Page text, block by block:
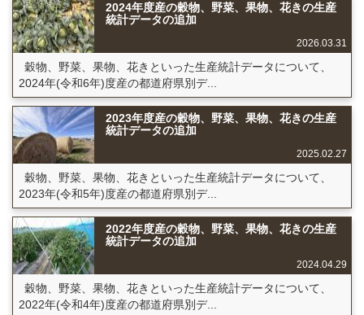
2024年度産の穀物、野菜、果物、花きの生産
統計データの追加
2026.03.31
穀物、野菜、果物、花きといった生産統計データについて、
2024年(令和6年)度産の都道府県別デ...
2023年度産の穀物、野菜、果物、花きの生産
統計データの追加
2025.02.27
穀物、野菜、果物、花きといった生産統計データについて、
2023年(令和5年)度産の都道府県別デ...
2022年度産の穀物、野菜、果物、花きの生産
統計データの追加
2024.04.29
穀物、野菜、果物、花きといった生産統計データについて、
2022年(令和4年)度産の都道府県別デ...